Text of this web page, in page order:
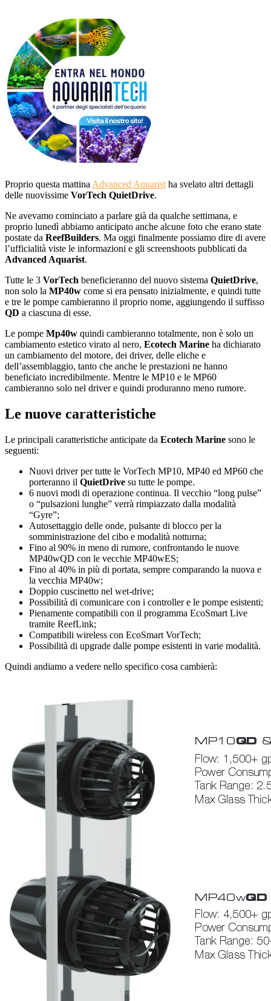
Proprio questa mattina Advanced Aquarist ha svelato altri dettagli
delle nuovissime VorTech QuietDrive.
Ne avevamo cominciato a parlare già da qualche settimana, e
proprio lunedì abbiamo anticipato anche alcune foto che erano state
postate da ReefBuilders. Ma oggi finalmente possiamo dire di avere
l’ufficialità viste le informazioni e gli screenshoots pubblicati da
Advanced Aquarist.
Tutte le 3 VorTech beneficieranno del nuovo sistema QuietDrive,
non solo la MP40w come si era pensato inizialmente, e quindi tutte
e tre le pompe cambieranno il proprio nome, aggiungendo il suffisso
QD a ciascuna di esse.
Le pompe Mp40w quindi cambieranno totalmente, non è solo un
cambiamento estetico virato al nero, Ecotech Marine ha dichiarato
un cambiamento del motore, dei driver, delle eliche e
dell’assemblaggio, tanto che anche le prestazioni ne hanno
beneficiato incredibilmente. Mentre le MP10 e le MP60
cambieranno solo nel driver e quindi produranno meno rumore.
Le nuove caratteristiche
Le principali caratteristiche anticipate da Ecotech Marine sono le
seguenti:
Nuovi driver per tutte le VorTech MP10, MP40 ed MP60 che
porteranno il QuietDrive su tutte le pompe.
6 nuovi modi di operazione continua. Il vecchio “long pulse”
o “pulsazioni lunghe” verrà rimpiazzato dalla modalità
“Gyre”;
Autosettaggio delle onde, pulsante di blocco per la
somministrazione del cibo e modalità notturna;
Fino al 90% in meno di rumore, confrontando le nuove
MP40wQD con le vecchie MP40wES;
Fino al 40% in più di portata, sempre comparando la nuova e
la vecchia MP40w;
Doppio cuscinetto nel wet-drive;
Possibilità di comunicare con i controller e le pompe esistenti;
Pienamente compatibili con il programma EcoSmart Live
tramite ReefLink;
Compatibili wireless con EcoSmart VorTech;
Possibilità di upgrade dalle pompe esistenti in varie modalità.
Quindi andiamo a vedere nello specifico cosa cambierà: